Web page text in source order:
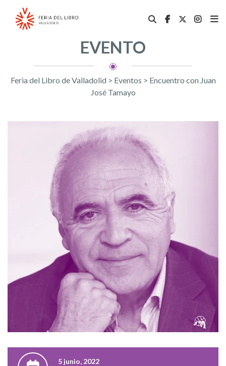
EVENTO
Feria del Libro de Valladolid > Eventos > Encuentro con Juan
José Tamayo
5 junio, 2022